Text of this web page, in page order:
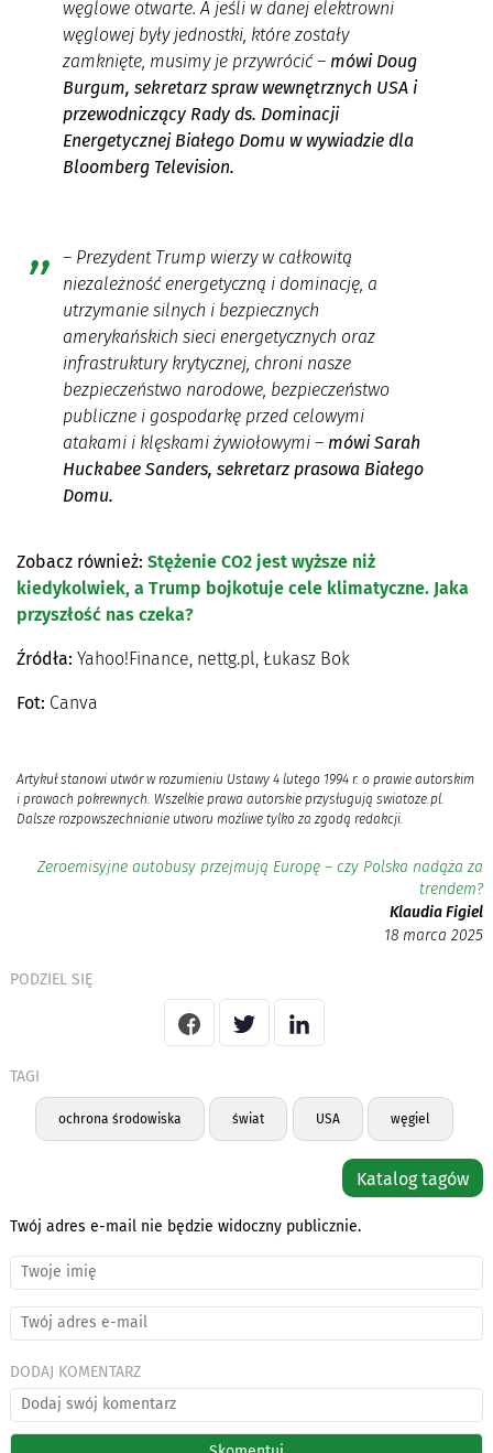
węglowe otwarte. A jeśli w danej elektrowni
węglowej były jednostki, które zostały
zamknięte, musimy je przywrócić – mówi Doug
Burgum, sekretarz spraw wewnętrznych USA i
przewodniczący Rady ds. Dominacji
Energetycznej Białego Domu w wywiadzie dla
Bloomberg Television.
– Prezydent Trump wierzy w całkowitą
niezależność energetyczną i dominację, a
utrzymanie silnych i bezpiecznych
amerykańskich sieci energetycznych oraz
infrastruktury krytycznej, chroni nasze
bezpieczeństwo narodowe, bezpieczeństwo
publiczne i gospodarkę przed celowymi
atakami i klęskami żywiołowymi – mówi Sarah
Huckabee Sanders, sekretarz prasowa Białego
Domu.
Zobacz również: Stężenie CO2 jest wyższe niż
kiedykolwiek, a Trump bojkotuje cele klimatyczne. Jaka
przyszłość nas czeka?
Źródła: Yahoo!Finance, nettg.pl, Łukasz Bok
Fot: Canva
Artykuł stanowi utwór w rozumieniu Ustawy 4 lutego 1994 r. o prawie autorskim
i prawach pokrewnych. Wszelkie prawa autorskie przysługują swiatoze.pl.
Dalsze rozpowszechnianie utworu możliwe tylko za zgodą redakcji.
Zeroemisyjne autobusy przejmują Europę – czy Polska nadąża za
trendem?
Klaudia Figiel
18 marca 2025
PODZIEL SIĘ
TAGI
ochrona środowiska świat USA węgiel
Katalog tagów
Twój adres e-mail nie będzie widoczny publicznie.
DODAJ KOMENTARZ